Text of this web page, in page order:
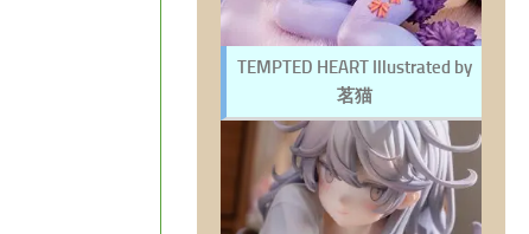
TEMPTED HEART Illustrated by
茗猫